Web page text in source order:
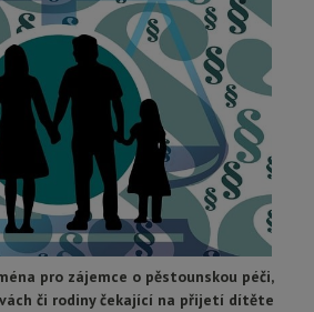
pro zájemce o pěstounskou péči,
či rodiny čekající na přijetí dítěte